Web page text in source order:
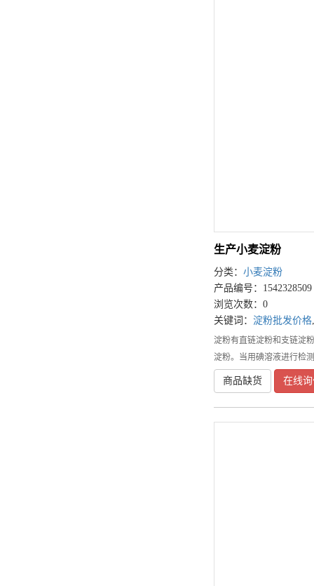
生产小麦淀粉
分类： 小麦淀粉
产品编号：1542328509
浏览次数：0
关键词： 淀粉批发价格,
淀粉有直链淀粉和支链淀
淀粉。当用碘溶液进行检
商品缺货 在线